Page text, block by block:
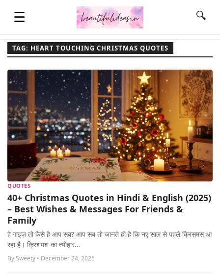
☰
QUOTES
LIFESTYLE
FASHION & STYLE
CONTACT NAME IDEAS
MORE
🔍
TAG: HEART TOUCHING CHRISTMAS QUOTES
QUOTES
40+ Christmas Quotes in Hindi & English (2025)
– Best Wishes & Messages For Friends &
Family
हे गाइज़ तो कैसे है आप सब? आप सब तो जानते ही है कि नए साल से पहले क्रिसमस आ
रहा है। क्रिशमश का त्योहार...
By Sweety • December 24, 2025